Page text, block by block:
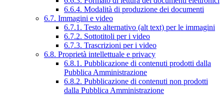
6.6.4. Modalità di produzione dei documenti
6.7. Immagini e video
6.7.1. Testo alternativo (alt text) per le immagini
6.7.2. Sottotitoli per i video
6.7.3. Trascrizioni per i video
6.8. Proprietà intellettuale e privacy
6.8.1. Pubblicazione di contenuti prodotti dalla
Pubblica Amministrazione
6.8.2. Pubblicazione di contenuti non prodotti
dalla Pubblica Amministrazione